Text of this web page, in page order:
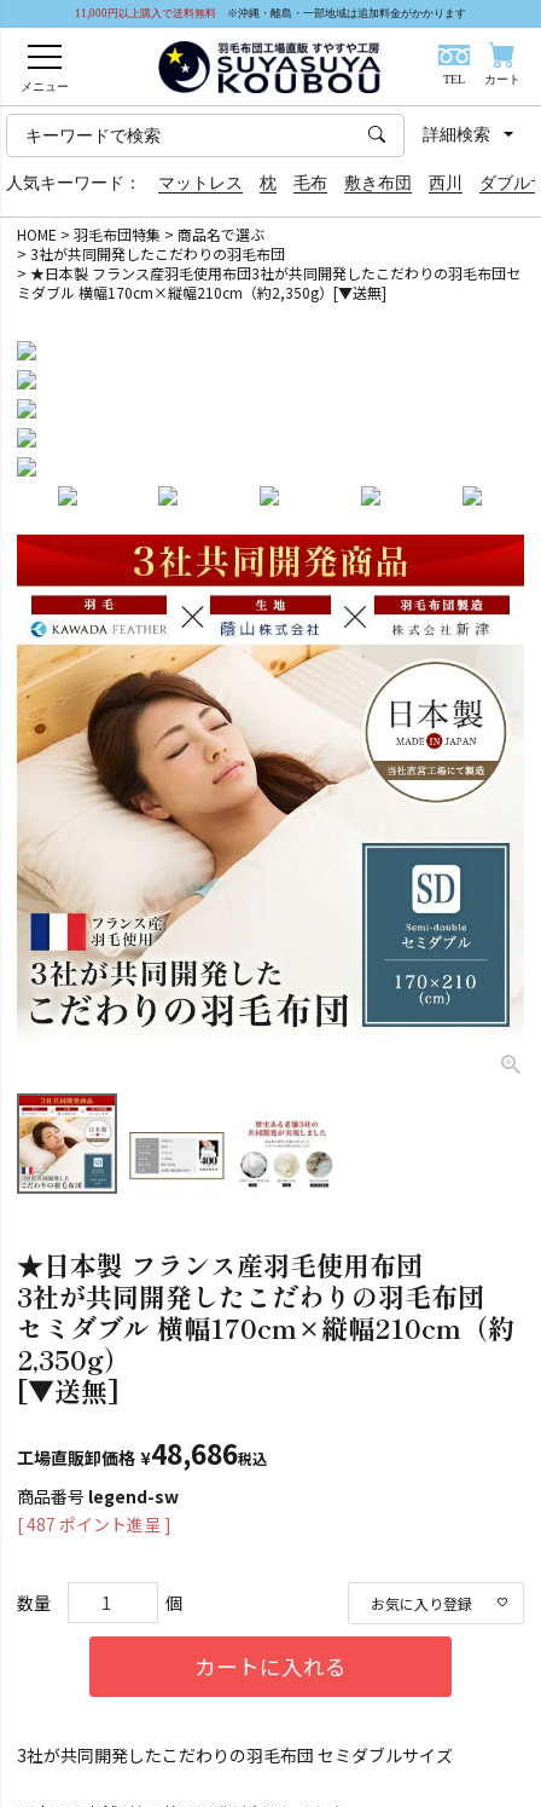
11,000円以上購入で送料無料 ※沖縄・離島・一部地域は追加料金がかかります
メニュー
TEL カート
人気キーワード： マットレス 枕 毛布 敷き布団 西川 ダブル
詳細検索
HOME 羽毛布団特集
商品名で選ぶ
3社が共同開発したこだわりの羽毛布団
★日本製 フランス産羽毛使用布団3社が共同開発したこだわりの羽毛布団セ
ミダブル 横幅170cm×縦幅210cm（約2,350g）[▼送無]
★日本製 フランス産羽毛使用布団
3社が共同開発したこだわりの羽毛布団
セミダブル 横幅170cm×縦幅210cm（約
2,350g）
[▼送無]
工場直販卸価格 ¥48,686税込
商品番号 legend-sw
[487 ポイント進呈 ]
お気に入り登録
カートに入れる
3社が共同開発したこだわりの羽毛布団 セミダブルサイズ